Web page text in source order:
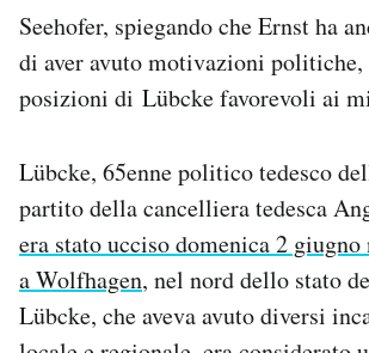
AREA PERSONALE
Area Personale
Notifiche mobile
Regala il Post
Esci
Seehofer, spiegando che Ernst ha
di aver avuto motivazioni politiche,
posizioni di Lübcke favorevoli ai
Lübcke, 65enne politico tedesco
partito della cancelliera tedesca
era stato ucciso domenica 2 giugno
a Wolfhagen, nel nord dello stato
Lübcke, che aveva avuto diversi